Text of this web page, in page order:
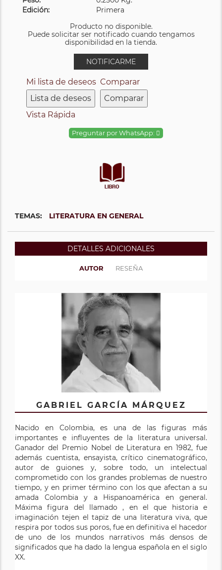
Edición:
Primera
Producto no disponible.
Puede solicitar ser notificado cuando tengamos
disponibilidad en la tienda.
NOTIFICARME
Mi lista de deseos
Lista de deseos
Comparar
Comparar
Vista Rápida
Preguntar por WhatsApp:
TEMAS: LITERATURA EN GENERAL
DETALLES ADICIONALES
AUTOR RESEÑA
GABRIEL GARCÍA MÁRQUEZ
Nacido en Colombia, es una de las figuras más
importantes e influyentes de la literatura universal.
Ganador del Premio Nobel de Literatura en 1982, fue
además cuentista, ensayista, crítico cinematográfico,
autor de guiones y, sobre todo, un intelectual
comprometido con los grandes problemas de nuestro
tiempo, y en primer término con los que afectan a su
amada Colombia y a Hispanoamérica en general.
Máxima figura del llamado , en el que historia e
imaginación tejen el tapiz de una literatura viva, que
respira por todos sus poros, fue en definitiva el hacedor
de uno de los mundos narrativos más densos de
significados que ha dado la lengua española en el siglo
XX.